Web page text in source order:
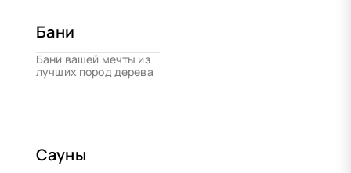
Бани
Бани вашей мечты из
лучших пород дерева
Сауны